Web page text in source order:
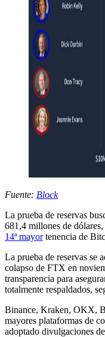
Fuente: Block
La prueba de reservas
681,4 millones de
14ª mayortenencia de
La prueba de reservas se
colapso de FTX en
transparencia para
totalmente respaldados,
Binance, Kraken, OKX,
mayores plataformas de
adoptado divulgaciones